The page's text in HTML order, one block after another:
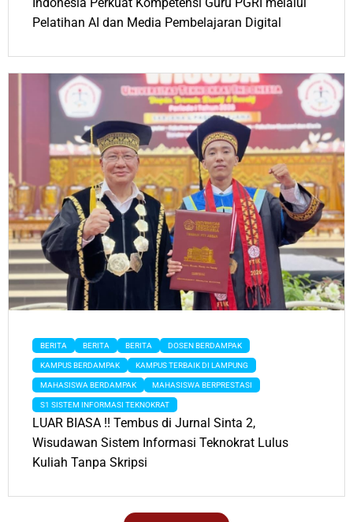
Pelatihan AI dan Media Pembelajaran Digital
BERITA BERITA BERITA DOSEN BERDAMPAK
KAMPUS BERDAMPAK KAMPUS TERBAIK DI LAMPUNG
MAHASISWA BERDAMPAK MAHASISWA BERPRESTASI
S1 SISTEM INFORMASI TEKNOKRAT
LUAR BIASA !! Tembus di Jurnal Sinta 2,
Wisudawan Sistem Informasi Teknokrat Lulus
Kuliah Tanpa Skripsi